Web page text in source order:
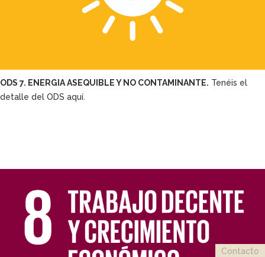
ODS 7. ENERGIA ASEQUIBLE Y NO CONTAMINANTE. Tenéis el
detalle del ODS aquí.
Contacto